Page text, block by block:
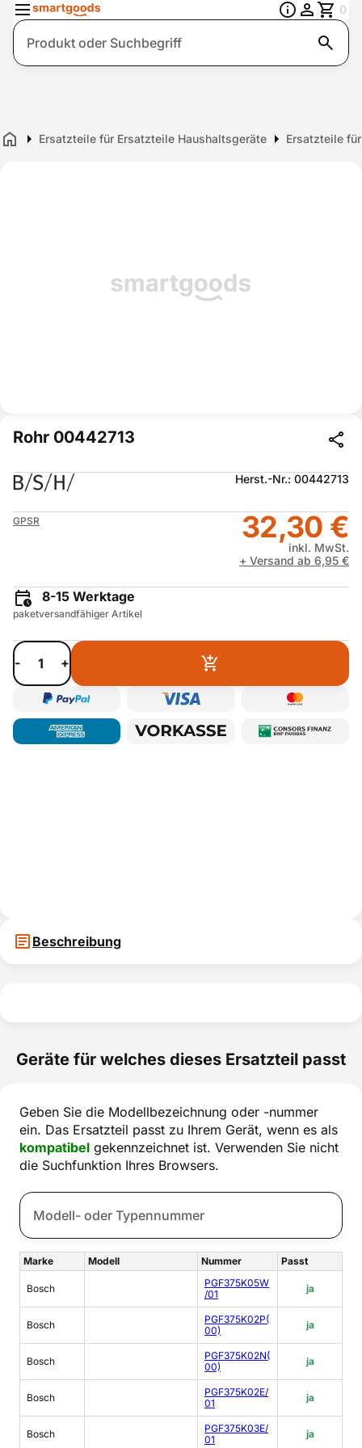
Suche
0
Home Ersatzteile für Ersatzteile Haushaltsgeräte Ersatzteile
Rohr 00442713
Herst.-Nr.: 00442713
GPSR 32,30 €
inkl. MwSt.
+ Versand ab 6,95 €
8-15 Werktage
paketversandfähiger Artikel
- +
Beschreibung
Geräte für welches dieses Ersatzteil passt
Geben Sie die Modellbezeichnung oder -nummer
ein. Das Ersatzteil passt zu Ihrem Gerät, wenn es als
kompatibel gekennzeichnet ist. Verwenden Sie nicht
die Suchfunktion Ihres Browsers.
Marke Modell Nummer Passt
Bosch
PGF375K05W
/01
ja
Bosch
PGF375K02P(
00)
ja
Bosch
PGF375K02N(
00)
ja
Bosch
PGF375K02E/
01
ja
Bosch
PGF375K03E/
01
ja